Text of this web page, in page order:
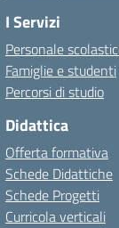
I Servizi
Personale
Famiglie e studenti
Percorsi di studio
Didattica
Offerta formativa
Schede Didattiche
Schede Progetti
Curricola verticali